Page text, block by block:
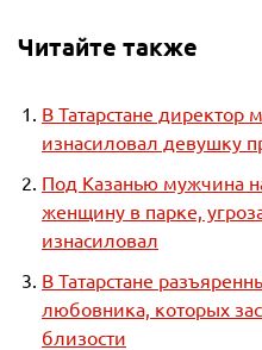
Читайте также
В Татарстане директор
изнасиловал девушку
Под Казанью мужчина
женщину в парке,
изнасиловал
В Татарстане
любовника, которых
близости